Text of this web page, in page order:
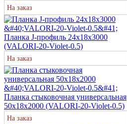
На заказ
Планка J-профиль 24х18х3000
(VALORI-20-Violet-0.5)
На заказ
Планка стыковочная универсальная
50х18х2000 (VALORI-20-Violet-0.5)
На заказ